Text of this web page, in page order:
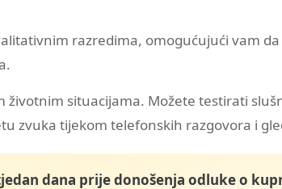
razredima, omogućujući vam
situacijama. Možete testirati
zvuka tijekom telefonskih razgovora i
dana prije donošenja odluke o